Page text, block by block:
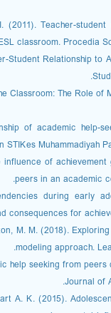
Teacher-
classroom. Procedia
Student Relationship to
Classroom: The Role
of academic help-
STIKes Muhammadiyah
of
peers in an academic
during early
consequences for
M. M. (2018).
modeling approach.
help seeking from
Journal of
A. K. (2015).